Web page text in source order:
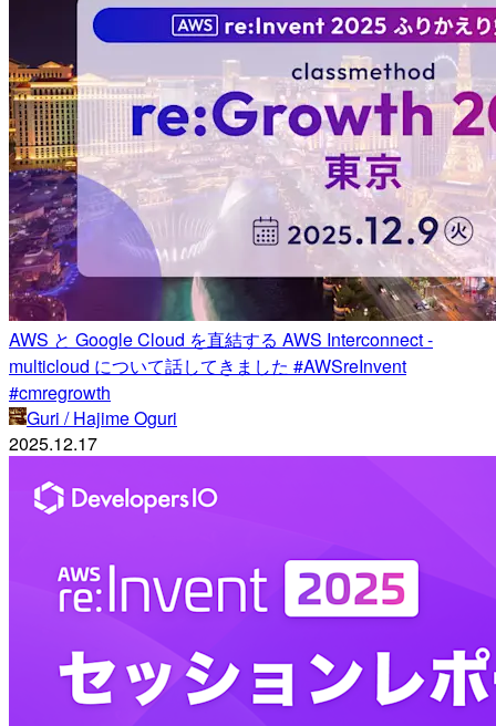
AWS と Google Cloud を直結する AWS Interconnect -
multicloud について話してきました #AWSreInvent
#cmregrowth
Guri / Hajime Oguri
2025.12.17